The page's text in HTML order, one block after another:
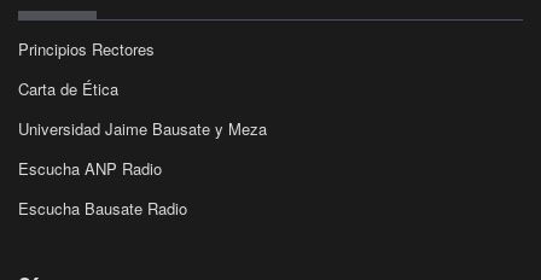
Principios Rectores
Carta de Ética
Universidad Jaime Bausate y Meza
Escucha ANP Radio
Escucha Bausate Radio